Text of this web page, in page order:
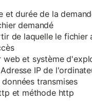
et durée de la
demandé
de laquelle le fichier
web et système
IP de
transmises
et méthode http